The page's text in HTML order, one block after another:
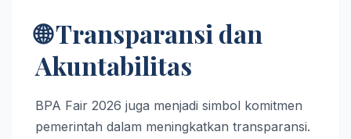
🌐 Transparansi dan
Akuntabilitas
BPA Fair 2026 juga menjadi simbol komitmen
pemerintah dalam meningkatkan transparansi.